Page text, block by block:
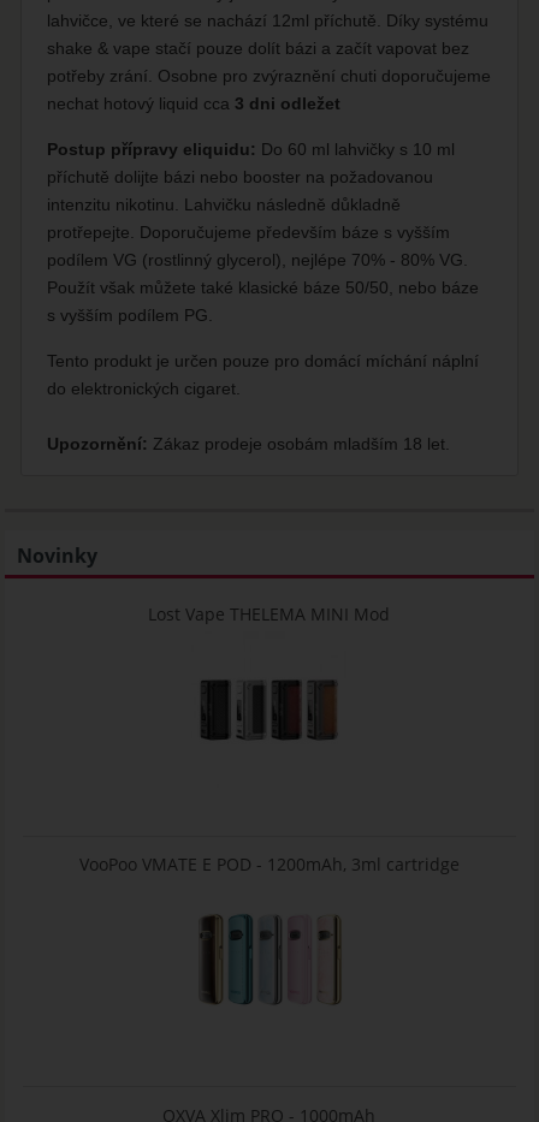
lahvičce, ve které se nachází 12ml příchutě. Díky systému
shake & vape stačí pouze dolít bázi a začít vapovat bez
potřeby zrání. Osobne pro zvýraznění chuti doporučujeme
nechat hotový liquid cca 3 dni odležet
Postup přípravy eliquidu: Do 60 ml lahvičky s 10 ml
příchutě dolijte bázi nebo booster na požadovanou
intenzitu nikotinu. Lahvičku následně důkladně
protřepejte. Doporučujeme především báze s vyšším
podílem VG (rostlinný glycerol), nejlépe 70% - 80% VG.
Použít však můžete také klasické báze 50/50, nebo báze
s vyšším podílem PG.
Tento produkt je určen pouze pro domácí míchání náplní
do elektronických cigaret.
Upozornění: Zákaz prodeje osobám mladším 18 let.
Novinky
Lost Vape THELEMA MINI Mod
VooPoo VMATE E POD - 1200mAh, 3ml cartridge
OXVA Xlim PRO - 1000mAh